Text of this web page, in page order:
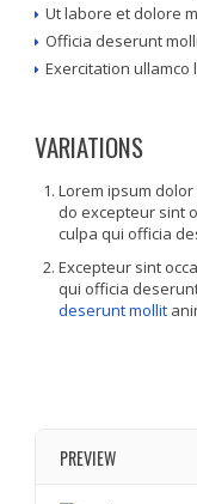
Ut labore et dolore
Officia deserunt
Exercitation
VARIATIONS
Lorem ipsum
do excepteur sint
culpa qui officia
Excepteur sint
qui officia
deserunt mollit
PREVIEW